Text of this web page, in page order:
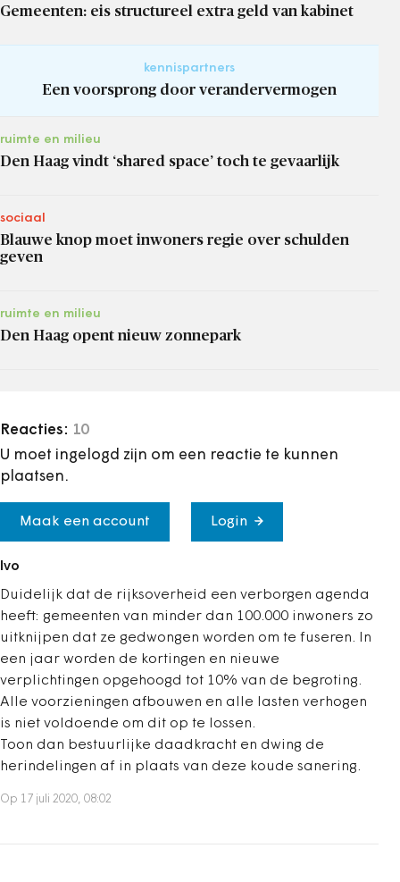
Gemeenten: eis structureel extra geld van kabinet
kennispartners
Een voorsprong door verandervermogen
ruimte en milieu
Den Haag vindt ‘shared space’ toch te gevaarlijk
sociaal
Blauwe knop moet inwoners regie over schulden
geven
ruimte en milieu
Den Haag opent nieuw zonnepark
Reacties: 10
U moet ingelogd zijn om een reactie te kunnen
plaatsen.
Maak een account Login
Ivo
Duidelijk dat de rijksoverheid een verborgen agenda
heeft: gemeenten van minder dan 100.000 inwoners zo
uitknijpen dat ze gedwongen worden om te fuseren. In
een jaar worden de kortingen en nieuwe
verplichtingen opgehoogd tot 10% van de begroting.
Alle voorzieningen afbouwen en alle lasten verhogen
is niet voldoende om dit op te lossen.
Toon dan bestuurlijke daadkracht en dwing de
herindelingen af in plaats van deze koude sanering.
Op 17 juli 2020, 08:02